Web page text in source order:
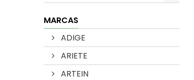
MARCAS
ADIGE
ARIETE
ARTEIN